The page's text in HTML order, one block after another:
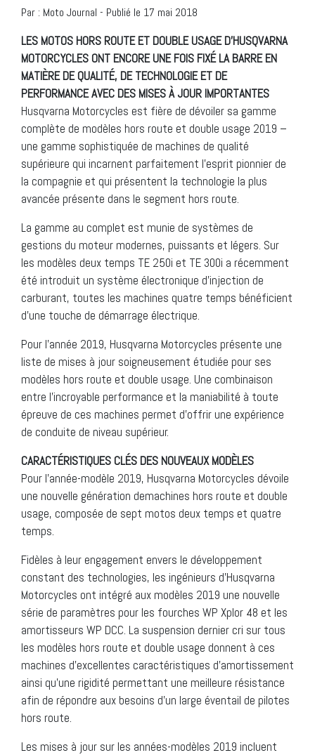
Par : Moto Journal - Publié le 17 mai 2018
LES MOTOS HORS ROUTE ET DOUBLE USAGE D’HUSQVARNA
MOTORCYCLES ONT ENCORE UNE FOIS FIXÉ LA BARRE EN
MATIÈRE DE QUALITÉ, DE TECHNOLOGIE ET DE
PERFORMANCE AVEC DES MISES À JOUR IMPORTANTES
Husqvarna Motorcycles est fière de dévoiler sa gamme
complète de modèles hors route et double usage 2019 –
une gamme sophistiquée de machines de qualité
supérieure qui incarnent parfaitement l’esprit pionnier de
la compagnie et qui présentent la technologie la plus
avancée présente dans le segment hors route.
La gamme au complet est munie de systèmes de
gestions du moteur modernes, puissants et légers. Sur
les modèles deux temps TE 250i et TE 300i a récemment
été introduit un système électronique d’injection de
carburant, toutes les machines quatre temps bénéficient
d’une touche de démarrage électrique.
Pour l’année 2019, Husqvarna Motorcycles présente une
liste de mises à jour soigneusement étudiée pour ses
modèles hors route et double usage. Une combinaison
entre l’incroyable performance et la maniabilité à toute
épreuve de ces machines permet d’offrir une expérience
de conduite de niveau supérieur.
CARACTÉRISTIQUES CLÉS DES NOUVEAUX MODÈLES
Pour l’année-modèle 2019, Husqvarna Motorcycles dévoile
une nouvelle génération demachines hors route et double
usage, composée de sept motos deux temps et quatre
temps.
Fidèles à leur engagement envers le développement
constant des technologies, les ingénieurs d’Husqvarna
Motorcycles ont intégré aux modèles 2019 une nouvelle
série de paramètres pour les fourches WP Xplor 48 et les
amortisseurs WP DCC. La suspension dernier cri sur tous
les modèles hors route et double usage donnent à ces
machines d’excellentes caractéristiques d’amortissement
ainsi qu’une rigidité permettant une meilleure résistance
afin de répondre aux besoins d’un large éventail de pilotes
hors route.
Les mises à jour sur les années-modèles 2019 incluent